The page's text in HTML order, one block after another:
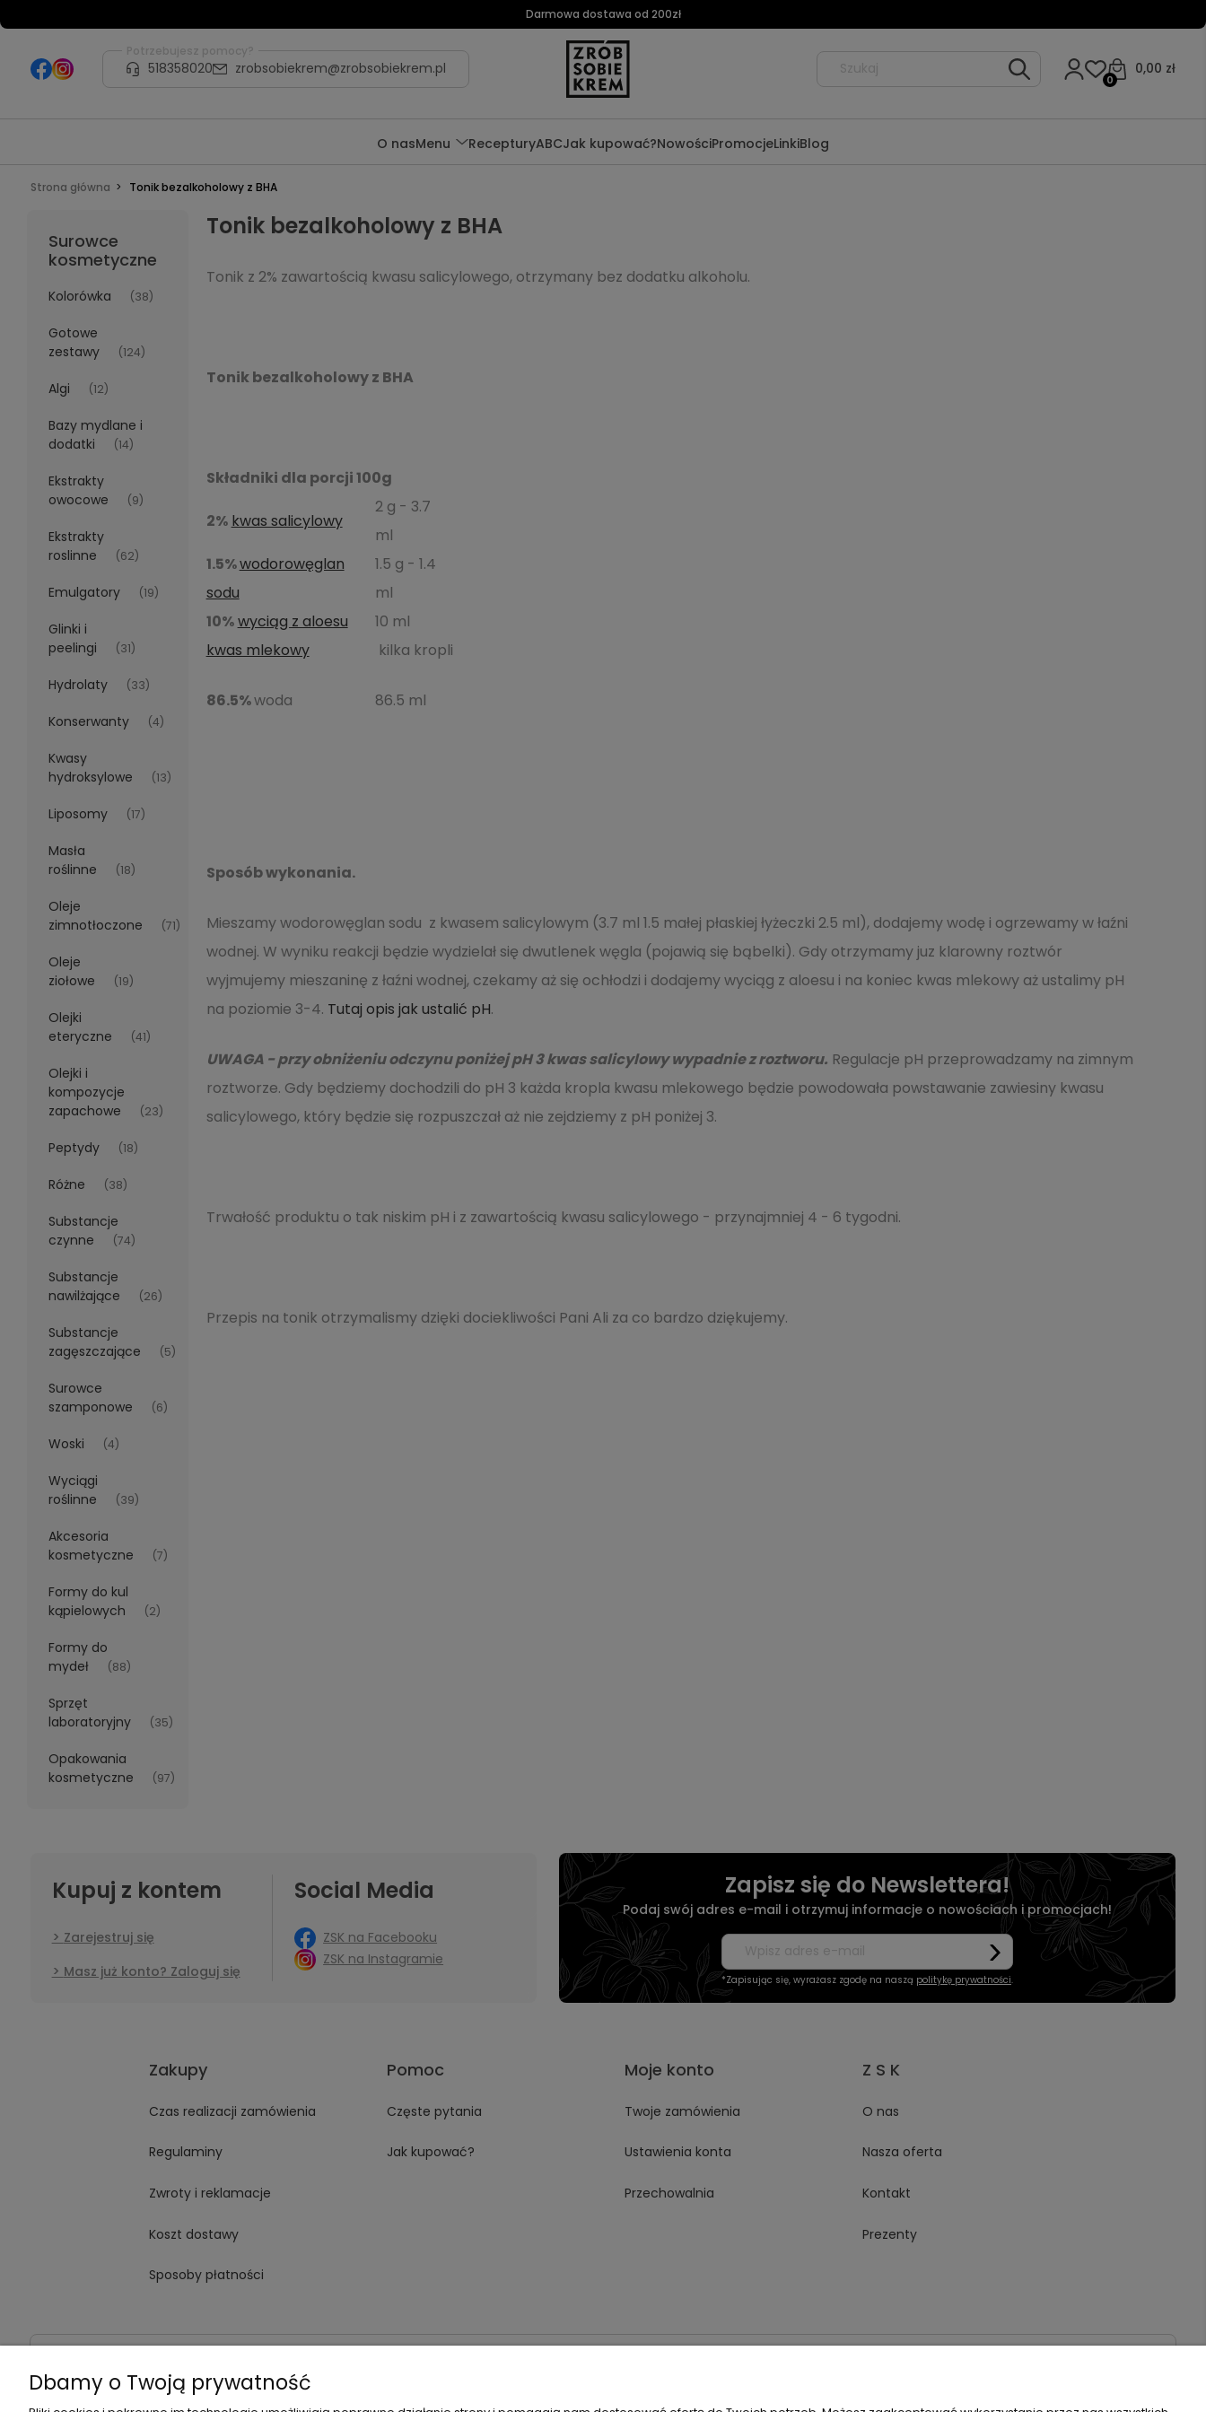
Darmowa dostawa od 200zł
Potrzebujesz pomocy?
518358020 zrobsobiekrem@zrobsobiekrem.pl 0,00 zł
0
O nasMenu RecepturyABCJak kupować?NowościPromocjeLinkiBlog
Strona główna Tonik bezalkoholowy z BHA
Surowce
kosmetyczne
Kolorówka (38)
Gotowe
zestawy
(124)
Algi (12)
Bazy mydlane i
dodatki
(14)
Ekstrakty
owocowe
(9)
Ekstrakty
roslinne
(62)
Emulgatory (19)
Glinki i
peelingi
(31)
Hydrolaty (33)
Konserwanty (4)
Kwasy
hydroksylowe
(13)
Liposomy (17)
Masła
roślinne
(18)
Oleje
zimnotłoczone
(71)
Oleje
ziołowe
(19)
Olejki
eteryczne
(41)
Olejki i
kompozycje
zapachowe
(23)
Peptydy (18)
Różne (38)
Substancje
czynne
(74)
Substancje
nawilżające
(26)
Substancje
zagęszczające
(5)
Surowce
szamponowe
(6)
Woski (4)
Wyciągi
roślinne
(39)
Akcesoria
kosmetyczne
(7)
Formy do kul
kąpielowych
(2)
Formy do
mydeł
(88)
Sprzęt
laboratoryjny
(35)
Opakowania
kosmetyczne
(97)
Tonik bezalkoholowy z BHA
Tonik z 2% zawartością kwasu salicylowego, otrzymany bez dodatku alkoholu.
Tonik bezalkoholowy z BHA
Składniki dla porcji 100g
2% kwas salicylowy
2 g - 3.7
ml
1.5%wodorowęglan
sodu
1.5 g - 1.4
ml
10%wyciąg z aloesu
10 ml
kwas mlekowy
kilka kropli
86.5%woda 86.5 ml
Sposób wykonania.
Mieszamy wodorowęglan sodu z kwasem salicylowym (3.7 ml 1.5 małej płaskiej łyżeczki 2.5 ml), dodajemy wodę i ogrzewamy w łaźni
wodnej. W wyniku reakcji będzie wydzielał się dwutlenek węgla (pojawią się bąbelki). Gdy otrzymamy juz klarowny roztwór
wyjmujemy mieszaninę z łaźni wodnej, czekamy aż się ochłodzi i dodajemy wyciąg z aloesu i na koniec kwas mlekowy aż ustalimy pH
na poziomie 3-4. Tutaj opis jak ustalić pH.
UWAGA - przy obniżeniu odczynu poniżej pH 3 kwas salicylowy wypadnie z roztworu. Regulacje pH przeprowadzamy na zimnym
roztworze. Gdy będziemy dochodzili do pH 3 każda kropla kwasu mlekowego będzie powodowała powstawanie zawiesiny kwasu
salicylowego, który będzie się rozpuszczał aż nie zejdziemy z pH poniżej 3.
Trwałość produktu o tak niskim pH i z zawartością kwasu salicylowego - przynajmniej 4 - 6 tygodni.
Przepis na tonik otrzymalismy dzięki dociekliwości Pani Ali za co bardzo dziękujemy.
Kupuj z kontem
Zarejestruj się
Masz już konto? Zaloguj się
Social Media
ZSK na Facebooku
ZSK na Instagramie
Zapisz się do Newslettera!
Podaj swój adres e-mail i otrzymuj informacje o nowościach i promocjach!
*Zapisując się, wyrażasz zgodę na naszą politykę prywatności.
Zakupy
Czas realizacji zamówienia
Regulaminy
Zwroty i reklamacje
Koszt dostawy
Sposoby płatności
Pomoc
Częste pytania
Jak kupować?
Moje konto
Twoje zamówienia
Ustawienia konta
Przechowalnia
Z S K
O nas
Nasza oferta
Kontakt
Prezenty
Dbamy o Twoją prywatność